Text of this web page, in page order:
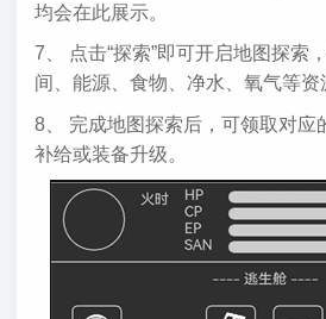
均会在此展示。
7、 点击“探索”即可开启地图探索
间、能源、食物、净水、氧气等资
8、 完成地图探索后，可领取对应
补给或装备升级。